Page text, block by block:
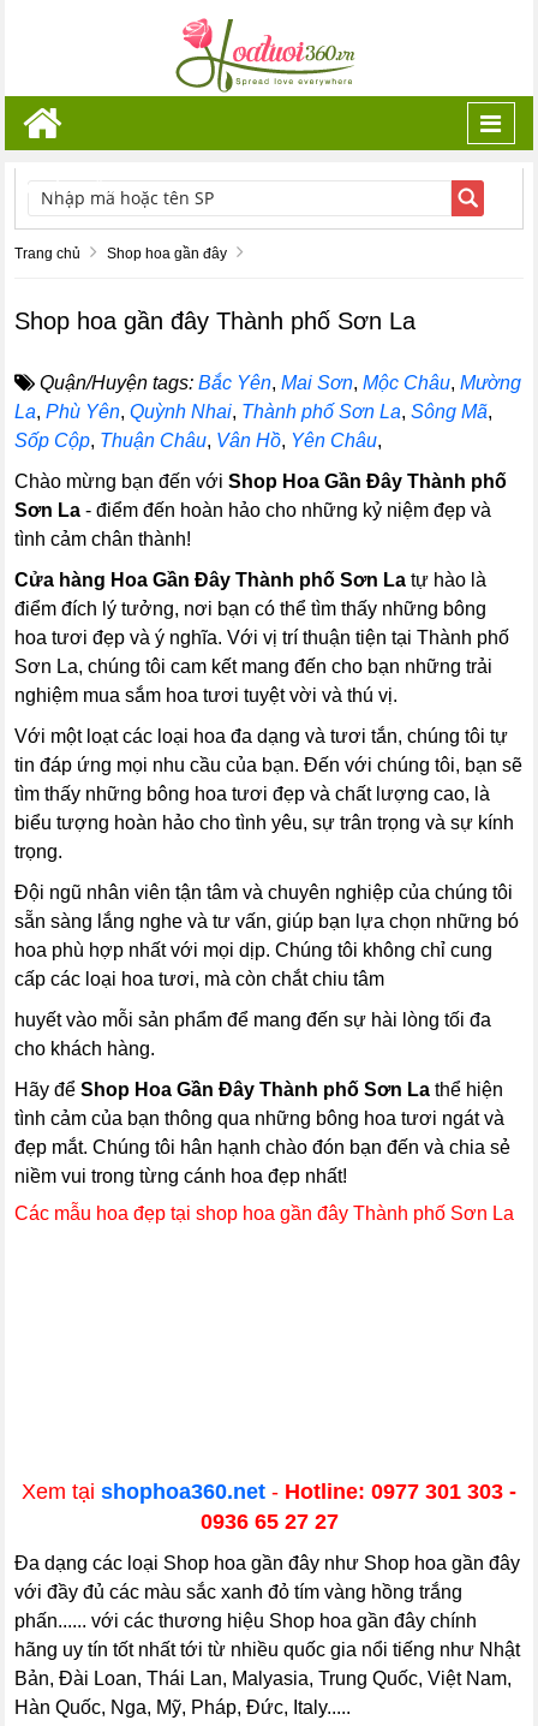
TÌM KIẾM
Trang chủ Shop hoa gần đây
Shop hoa gần đây Thành phố Sơn La
Quận/Huyện tags: Bắc Yên,Mai Sơn,Mộc Châu,Mường
La,Phù Yên,Quỳnh Nhai, Thành phố Sơn La,Sông Mã,
Sốp Cộp, Thuận Châu, Vân Hồ, Yên Châu,
Chào mừng bạn đến vớiShop Hoa Gần Đây Thành phố
Sơn La - điểm đến hoàn hảo cho những kỷ niệm đẹp và
tình cảm chân thành!
Cửa hàng Hoa Gần Đây Thành phố Sơn La tự hào là
điểm đích lý tưởng, nơi bạn có thể tìm thấy những bông
hoa tươi đẹp và ý nghĩa. Với vị trí thuận tiện tại Thành phố
Sơn La, chúng tôi cam kết mang đến cho bạn những trải
nghiệm mua sắm hoa tươi tuyệt vời và thú vị.
Với một loạt các loại hoa đa dạng và tươi tắn, chúng tôi tự
tin đáp ứng mọi nhu cầu của bạn. Đến với chúng tôi, bạn sẽ
tìm thấy những bông hoa tươi đẹp và chất lượng cao, là
biểu tượng hoàn hảo cho tình yêu, sự trân trọng và sự kính
trọng.
Đội ngũ nhân viên tận tâm và chuyên nghiệp của chúng tôi
sẵn sàng lắng nghe và tư vấn, giúp bạn lựa chọn những bó
hoa phù hợp nhất với mọi dịp. Chúng tôi không chỉ cung
cấp các loại hoa tươi, mà còn chắt chiu tâm
huyết vào mỗi sản phẩm để mang đến sự hài lòng tối đa
cho khách hàng.
Hãy đểShop Hoa Gần Đây Thành phố Sơn La thể hiện
tình cảm của bạn thông qua những bông hoa tươi ngát và
đẹp mắt. Chúng tôi hân hạnh chào đón bạn đến và chia sẻ
niềm vui trong từng cánh hoa đẹp nhất!
Các mẫu hoa đẹp tại shop hoa gần đây Thành phố Sơn La
Xem tại shophoa360.net - Hotline: 0977 301 303 -
0936 65 27 27
Đa dạng các loại Shop hoa gần đây như Shop hoa gần đây
với đầy đủ các màu sắc xanh đỏ tím vàng hồng trắng
phấn...... với các thương hiệu Shop hoa gần đây chính
hãng uy tín tốt nhất tới từ nhiều quốc gia nổi tiếng như Nhật
Bản, Đài Loan, Thái Lan, Malyasia, Trung Quốc, Việt Nam,
Hàn Quốc, Nga, Mỹ, Pháp, Đức, Italy.....